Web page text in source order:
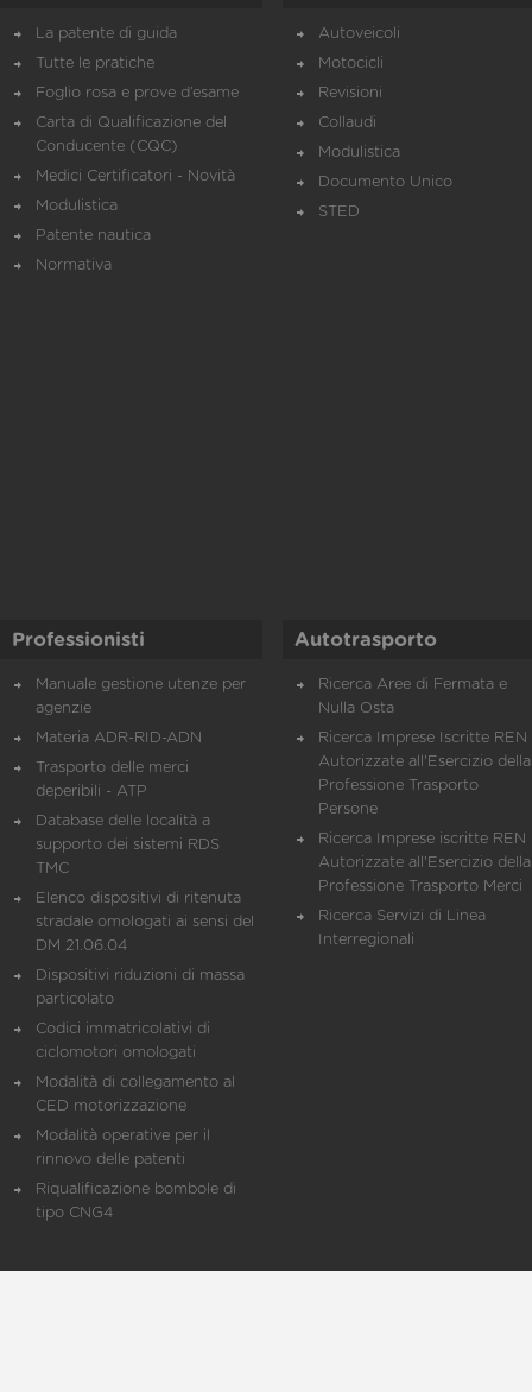
La patente di guida
Tutte le pratiche
Foglio rosa e prove d’esame
Carta di Qualificazione del
Conducente (CQC)
Medici Certificatori - Novità
Modulistica
Patente nautica
Normativa
Autoveicoli
Motocicli
Revisioni
Collaudi
Modulistica
Documento Unico
STED
Professionisti
Manuale gestione utenze per
agenzie
Materia ADR-RID-ADN
Trasporto delle merci
deperibili - ATP
Database delle località a
supporto dei sistemi RDS
TMC
Elenco dispositivi di ritenuta
stradale omologati ai sensi del
DM 21.06.04
Dispositivi riduzioni di massa
particolato
Codici immatricolativi di
ciclomotori omologati
Modalità di collegamento al
CED motorizzazione
Modalità operative per il
rinnovo delle patenti
Riqualificazione bombole di
tipo CNG4
Autotrasporto
Ricerca Aree di Fermata e
Nulla Osta
Ricerca Imprese Iscritte REN
Autorizzate all'Esercizio della
Professione Trasporto
Persone
Ricerca Imprese iscritte REN
Autorizzate all'Esercizio della
Professione Trasporto Merci
Ricerca Servizi di Linea
Interregionali